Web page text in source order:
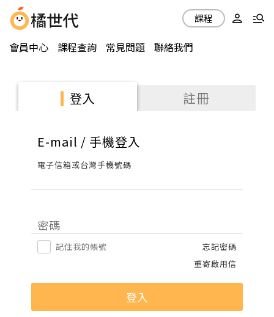
會員中心 課程查詢 常見問題 聯絡我們
課程
登入 註冊
E-mail / 手機登入
電子信箱或台灣手機號碼
密碼
記住我的帳號
忘記密碼
重寄啟用信